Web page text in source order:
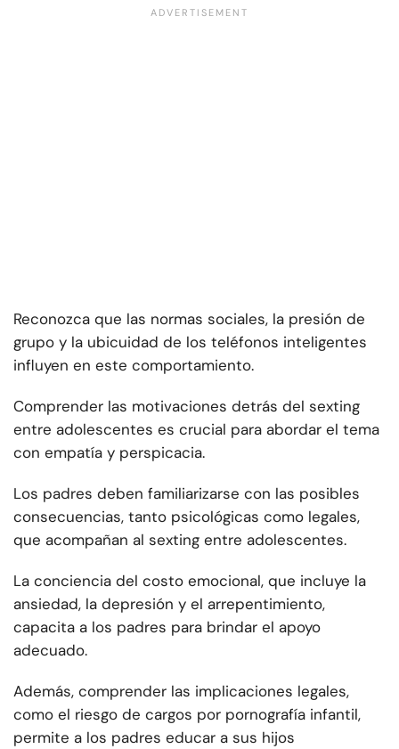
Reconozca que las normas sociales, la presión de
grupo y la ubicuidad de los teléfonos inteligentes
influyen en este comportamiento.
Comprender las motivaciones detrás del sexting
entre adolescentes es crucial para abordar el tema
con empatía y perspicacia.
Los padres deben familiarizarse con las posibles
consecuencias, tanto psicológicas como legales,
que acompañan al sexting entre adolescentes.
La conciencia del costo emocional, que incluye la
ansiedad, la depresión y el arrepentimiento,
capacita a los padres para brindar el apoyo
adecuado.
Además, comprender las implicaciones legales,
como el riesgo de cargos por pornografía infantil,
permite a los padres educar a sus hijos